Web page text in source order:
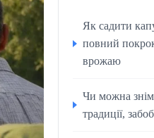
Як садити
повний
врожаю
Чи можна
традиції,